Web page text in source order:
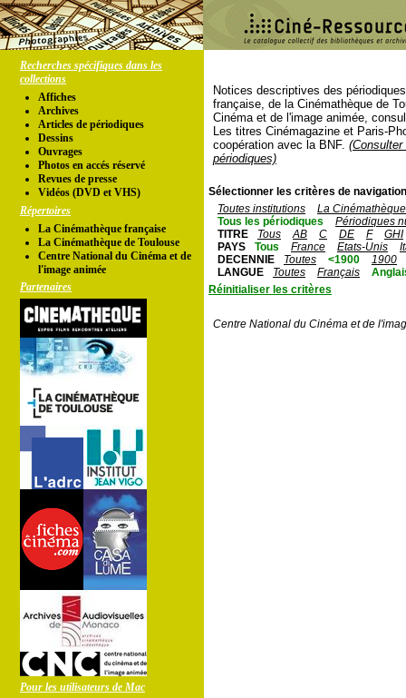
Recherches spécifiques dans les
collections
Affiches
Archives
Articles de périodiques
Dessins
Ouvrages
Photos en accés réservé
Revues de presse
Vidéos (DVD et VHS)
Répertoires
La Cinémathèque française
La Cinémathèque de Toulouse
Centre National du Cinéma et de
l'image animée
Partenaires
Pour les utilisateurs de Mac
Notices descriptives des
française, de la Cinémathèque de
Cinéma et de l'image animée,
Les titres Cinémagazine et Paris-
coopération avec la BNF.
périodiques)
Sélectionner les critères de
Toutes institutions
La
Tous les périodiques
Périodiques
TITRE
Tous AB C DE F
GHI
PAYS
Tous France Etats-Unis
DECENNIE
Toutes <1900
1900
LANGUE
Toutes Français
Réinitialiser les critères
Centre National du Cinéma et de